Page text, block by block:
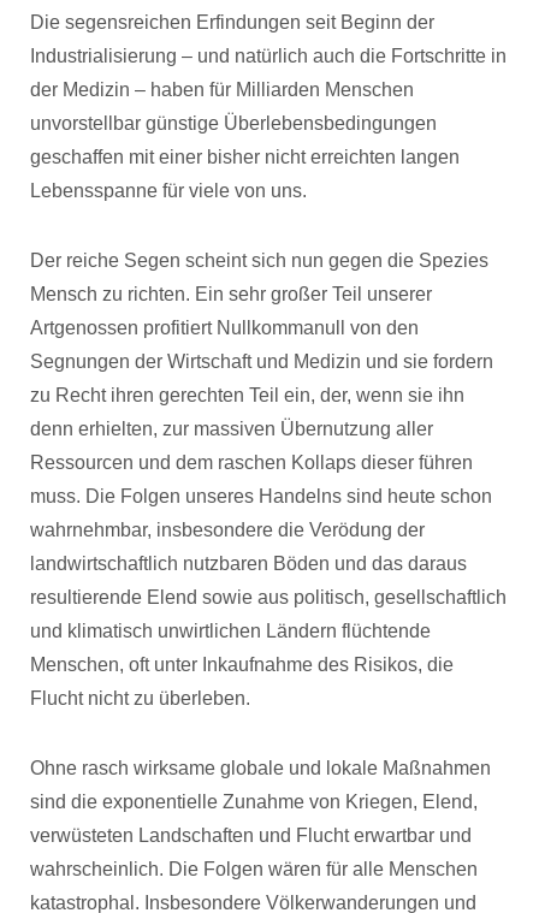
Die segensreichen Erfindungen seit Beginn der
Industrialisierung – und natürlich auch die Fortschritte in
der Medizin – haben für Milliarden Menschen
unvorstellbar günstige Überlebensbedingungen
geschaffen mit einer bisher nicht erreichten langen
Lebensspanne für viele von uns.
Der reiche Segen scheint sich nun gegen die Spezies
Mensch zu richten. Ein sehr großer Teil unserer
Artgenossen profitiert Nullkommanull von den
Segnungen der Wirtschaft und Medizin und sie fordern
zu Recht ihren gerechten Teil ein, der, wenn sie ihn
denn erhielten, zur massiven Übernutzung aller
Ressourcen und dem raschen Kollaps dieser führen
muss. Die Folgen unseres Handelns sind heute schon
wahrnehmbar, insbesondere die Verödung der
landwirtschaftlich nutzbaren Böden und das daraus
resultierende Elend sowie aus politisch, gesellschaftlich
und klimatisch unwirtlichen Ländern flüchtende
Menschen, oft unter Inkaufnahme des Risikos, die
Flucht nicht zu überleben.
Ohne rasch wirksame globale und lokale Maßnahmen
sind die exponentielle Zunahme von Kriegen, Elend,
verwüsteten Landschaften und Flucht erwartbar und
wahrscheinlich. Die Folgen wären für alle Menschen
katastrophal. Insbesondere Völkerwanderungen und